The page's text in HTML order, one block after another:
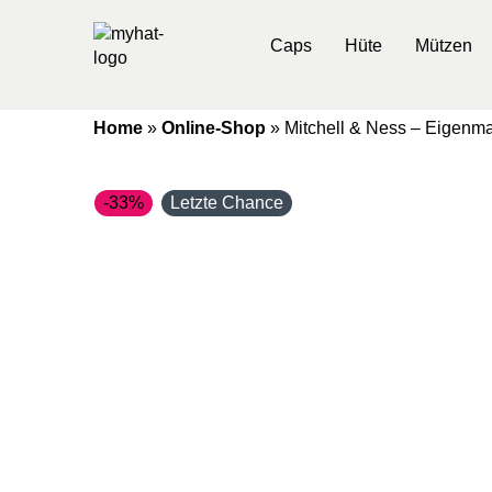
Caps Hüte Mützen
Home» Online-Shop» Mitchell & Ness –
-33% Letzte Chance